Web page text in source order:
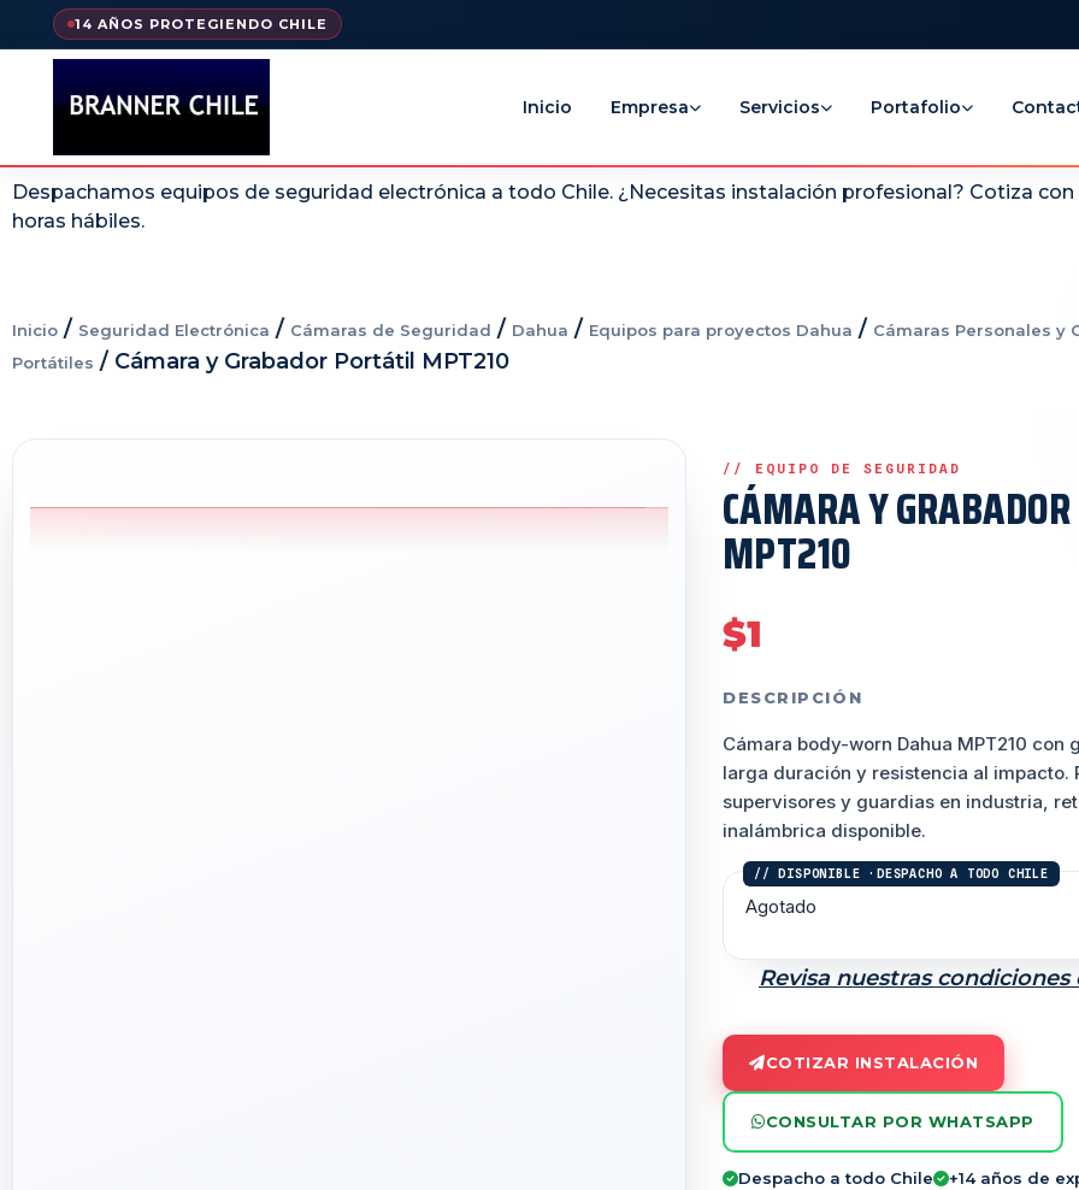
14 AÑOS PROTEGIENDO CHILE
Inicio Empresa Servicios Portafolio
Despachamos equipos de seguridad electrónica a todo Chile. ¿Necesitas instalación profesional? Cotiza
horas hábiles.
Inicio / Seguridad Electrónica / Cámaras de Seguridad / Dahua / Equipos para proyectos Dahua / Cámaras Personales y
Portátiles / Cámara y Grabador Portátil MPT210
CÁMARA Y
MPT210
$1
DESCRIPCIÓN
Cámara body-worn Dahua MPT210 con
larga duración y resistencia al impacto.
supervisores y guardias en industria,
inalámbrica disponible.
Agotado
Revisa nuestras condiciones
COTIZAR INSTALACIÓN
CONSULTAR POR WHATSAPP
Despacho a todo Chile
+14 años de